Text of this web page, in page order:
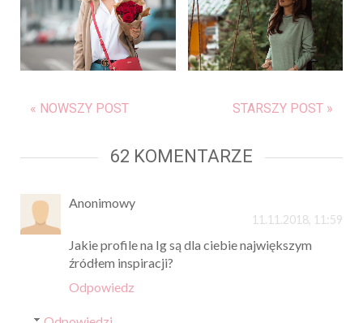
« NOWSZY POST STARSZY POST »
62 KOMENTARZE
Anonimowy
11.11.2018, 11:59
Jakie profile na Ig są dla ciebie największym
źródłem inspiracji?
Odpowiedz